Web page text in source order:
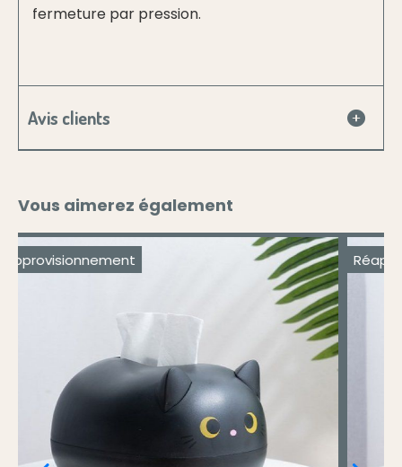
fermeture par pression.
Avis clients
Vous aimerez également
Réapprovisionnement